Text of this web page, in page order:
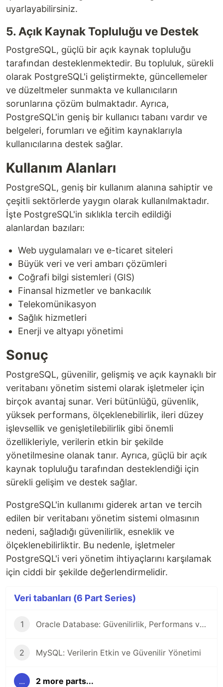
uyarlayabilirsiniz.
5. Açık Kaynak Topluluğu ve Destek
PostgreSQL, güçlü bir açık kaynak topluluğu
tarafından desteklenmektedir. Bu topluluk, sürekli
olarak PostgreSQL'i geliştirmekte, güncellemeler
ve düzeltmeler sunmakta ve kullanıcıların
sorunlarına çözüm bulmaktadır. Ayrıca,
PostgreSQL'in geniş bir kullanıcı tabanı vardır ve
belgeleri, forumları ve eğitim kaynaklarıyla
kullanıcılarına destek sağlar.
Kullanım Alanları
PostgreSQL, geniş bir kullanım alanına sahiptir ve
çeşitli sektörlerde yaygın olarak kullanılmaktadır.
İşte PostgreSQL'in sıklıkla tercih edildiği
alanlardan bazıları:
Web uygulamaları ve e-ticaret siteleri
Büyük veri ve veri ambarı çözümleri
Coğrafi bilgi sistemleri (GIS)
Finansal hizmetler ve bankacılık
Telekomünikasyon
Sağlık hizmetleri
Enerji ve altyapı yönetimi
Sonuç
PostgreSQL, güvenilir, gelişmiş ve açık kaynaklı bir
veritabanı yönetim sistemi olarak işletmeler için
birçok avantaj sunar. Veri bütünlüğü, güvenlik,
yüksek performans, ölçeklenebilirlik, ileri düzey
işlevsellik ve genişletilebilirlik gibi önemli
özellikleriyle, verilerin etkin bir şekilde
yönetilmesine olanak tanır. Ayrıca, güçlü bir açık
kaynak topluluğu tarafından desteklendiği için
sürekli gelişim ve destek sağlar.
PostgreSQL'in kullanımı giderek artan ve tercih
edilen bir veritabanı yönetim sistemi olmasının
nedeni, sağladığı güvenilirlik, esneklik ve
ölçeklenebilirliktir. Bu nedenle, işletmeler
PostgreSQL'i veri yönetim ihtiyaçlarını karşılamak
için ciddi bir şekilde değerlendirmelidir.
Veri tabanları (6 Part Series)
1 Oracle Database: Güvenilirlik, Performans ve Ölçeklenebilirlik ile Kurumsal Veri Tabanı Çözümü
2 MySQL: Verilerin Etkin ve Güvenilir Yönetimi
... 2 more parts...